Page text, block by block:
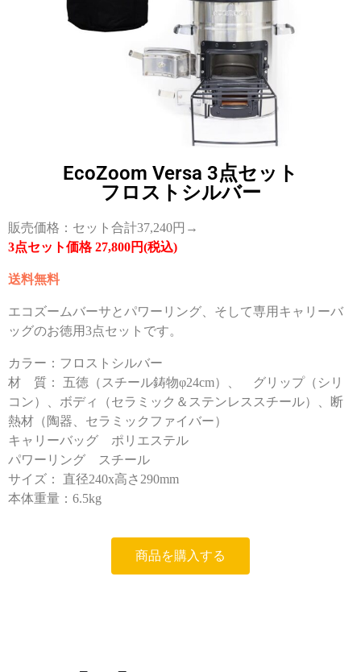
EcoZoom Versa 3点セット
フロストシルバー
販売価格：セット合計37,240円→
3点セット価格 27,800円(税込)
送料無料
エコズームバーサとパワーリング、そして専用キャリーバ
ッグのお徳用3点セットです。
カラー：フロストシルバー
材 質： 五徳（スチール鋳物φ24cm）、 グリップ（シリ
コン）、ボディ（セラミック＆ステンレススチール）、断
熱材（陶器、セラミックファイバー）
キャリーバッグ ポリエステル
パワーリング
スチール
サイズ： 直径240x高さ290mm
本体重量：6.5kg
商品を購入する